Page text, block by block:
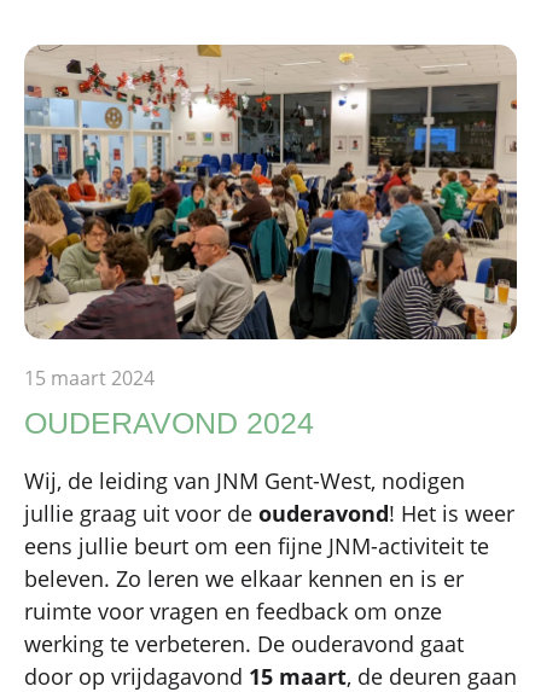
15 maart 2024
OUDERAVOND 2024
Wij, de leiding van JNM Gent-West, nodigen
jullie graag uit voor de ouderavond! Het is weer
eens jullie beurt om een fijne JNM-activiteit te
beleven. Zo leren we elkaar kennen en is er
ruimte voor vragen en feedback om onze
werking te verbeteren. De ouderavond gaat
door op vrijdagavond 15 maart, de deuren gaan